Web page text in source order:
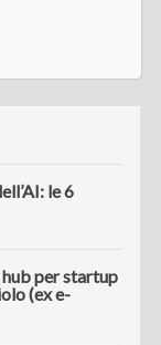
le 6
per startup
(ex e-